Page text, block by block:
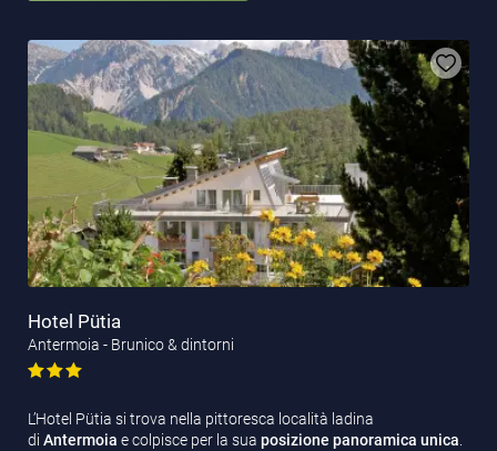
Hotel Pütia
Antermoia - Brunico & dintorni
L’Hotel Pütia si trova nella pittoresca località ladina
di Antermoia e colpisce per la sua posizione panoramica unica.